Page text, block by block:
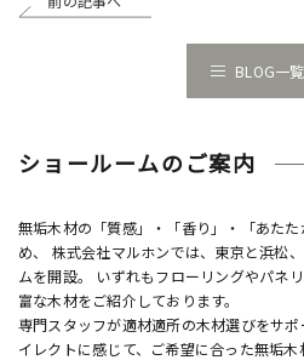
BLOG一
ショールームのご案内
無垢木材の「質感」・「香り」・「あた
め、 株式会社マルホンでは、東京と浜松
ムを開設。 いずれもフローリングやパネ
富な木材をご紹介しております。
専門スタッフが適材適所の木材選びをサ
イレクトに感じて、ご希望に合った無垢木